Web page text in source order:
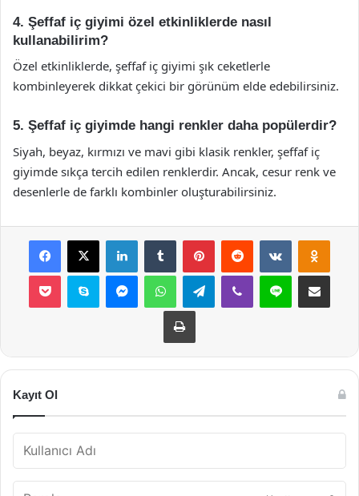
4. Şeffaf iç giyimi özel etkinliklerde nasıl
kullanabilirim?
Özel etkinliklerde, şeffaf iç giyimi şık ceketlerle
kombinleyerek dikkat çekici bir görünüm elde edebilirsiniz.
5. Şeffaf iç giyimde hangi renkler daha popülerdir?
Siyah, beyaz, kırmızı ve mavi gibi klasik renkler, şeffaf iç
giyimde sıkça tercih edilen renklerdir. Ancak, cesur renk ve
desenlerle de farklı kombinler oluşturabilirsiniz.
Facebook
X LinkedInTumblr PinterestReddit VKontakte
Pocket Skype MessengerWhatsAppTelegramViber Line E-Posta ile
Yazdır
Kayıt Ol